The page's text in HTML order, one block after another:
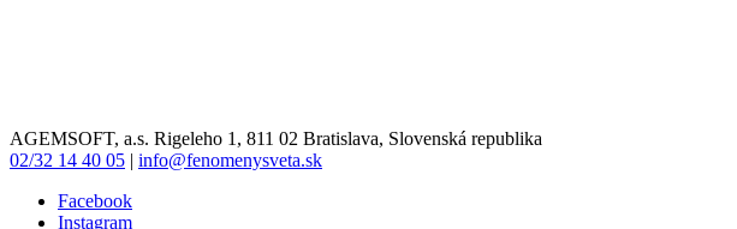
AGEMSOFT, a.s. Rigeleho 1, 811 02 Bratislava, Slovenská republika
02/32 14 40 05 | info@fenomenysveta.sk
Facebook
Instagram